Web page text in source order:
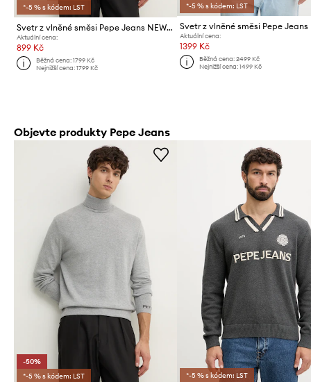
*-5 % s kódem: LST
Svetr z vlněné směsi Pepe Jeans NEW ANDRE TURTLE NECK
Aktuální cena:
899 Kč
Běžná cena:1799 Kč
Nejnižší cena:1799 Kč
*-5 % s kódem: LST
Svetr z vlněné směsi Pepe Jeans
Aktuální cena:
1399 Kč
Běžná cena: 2499 Kč
Nejnižší cena: 1499 Kč
Objevte produkty Pepe Jeans
-50%
*-5 % s kódem: LST
*-5 % s kódem: LST